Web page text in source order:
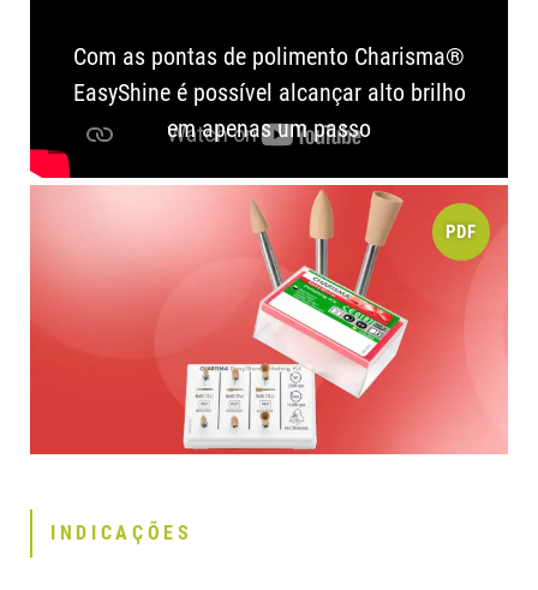
ESTUDOS CIENTÍFICOS
DOWNLOADS
PRODUTOS RELACIONADOS
Com as pontas de polimento Charisma®
EasyShine é possível alcançar alto brilho
em apenas um passo
PDF
INDICAÇÕES